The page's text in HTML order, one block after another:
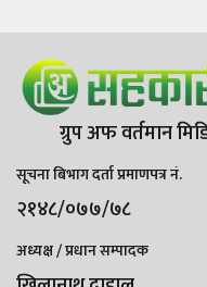
ग्रुप अफ वर्तमान
सूचना बिभाग दर्ता प्रमाणपत्र नं.
२१४८/०७७/७८
अध्यक्ष / प्रधान सम्पादक